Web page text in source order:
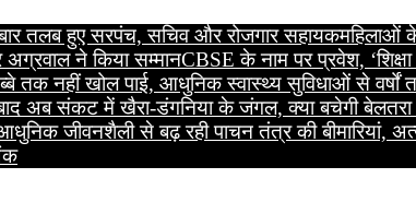
तलब हुए सरपंच, सचिव और रोजगार सहायकमहिलाओं
ने किया सम्मानCBSE के नाम पर प्रवेश, ‘शिक्षा
तक नहीं खोल पाई, आधुनिक स्वास्थ्य सुविधाओं से वर्षों
अब संकट में खैरा-डंगनिया के जंगल, क्या बचेगी बेलतरा
जीवनशैली से बढ़ रही पाचन तंत्र की बीमारियां,